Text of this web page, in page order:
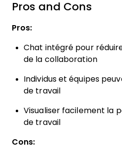
Pros and Cons
Pros:
Chat intégré pour
de la collaboration
Individus et équipes
de travail
Visualiser facilement la
de travail
Cons: